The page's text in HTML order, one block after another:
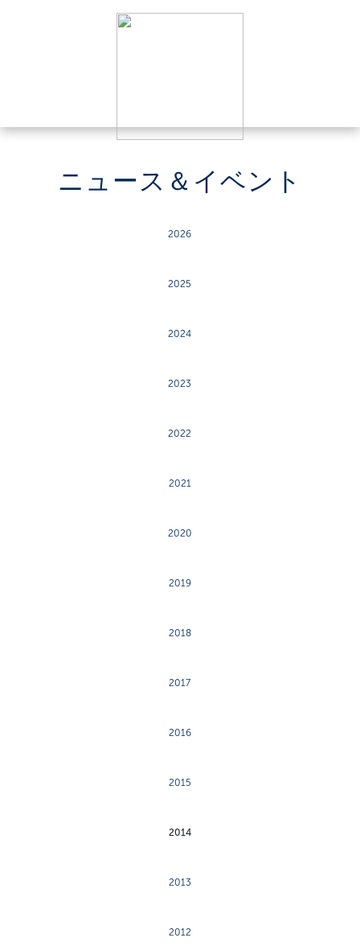
ニュース＆イベント
2026
2025
2024
2023
2022
2021
2020
2019
2018
2017
2016
2015
2014
2013
2012